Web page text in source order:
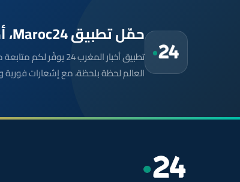
حمّل تطبيق Maroc24، أخبار المغرب تصلك أولاً
تطبيق أخبار المغرب
العالم لحظة بلحظة، مع إشعارات